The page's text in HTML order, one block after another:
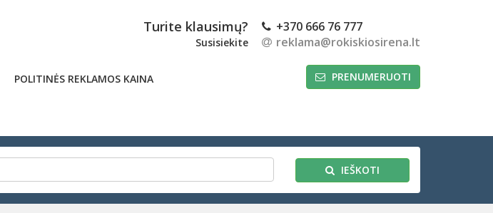
Turite klausimų?
Susisiekite
+370 666 76 777
reklama@rokiskiosirena.lt
POLITINĖS REKLAMOS KAINA PRENUMERUOTI
IEŠKOTI